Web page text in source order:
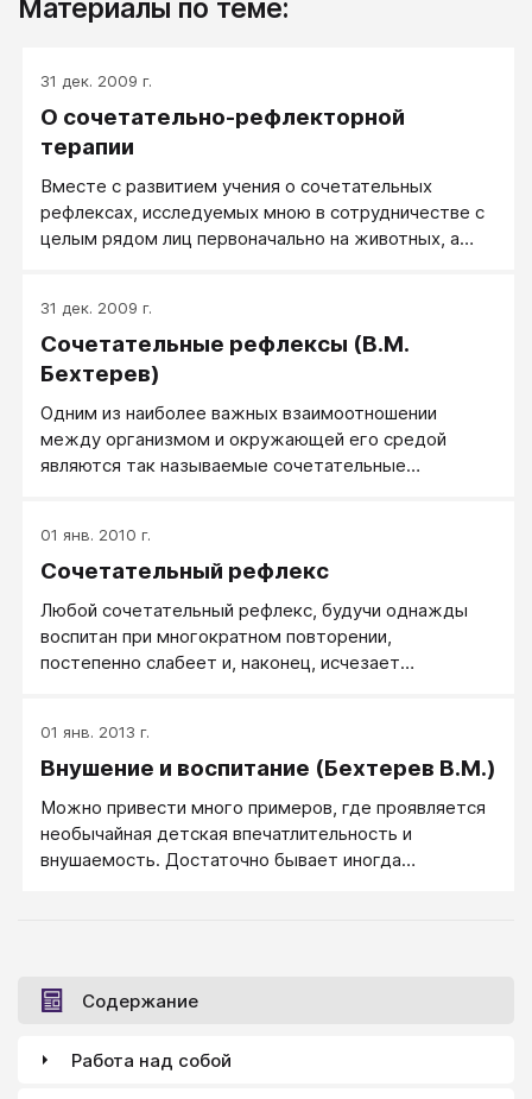
Материалы по теме:
31 дек. 2009 г.
О сочетательно-рефлекторной
терапии
Вместе с развитием учения о сочетательных
рефлексах, исследуемых мною в сотрудничестве с
целым рядом лиц первоначально на животных, а
сочетательных рефлексов в смысле
восстановления нарушенных функций нервной
системы при неврозах.
31 дек. 2009 г.
Сочетательные рефлексы (В.М.
Бехтерев)
Одним из наиболее важных взаимоотношении
между организмом и окружающей его средой
являются так называемые сочетательные
01 янв. 2010 г.
Сочетательный рефлекс
Любой сочетательный рефлекс, будучи од­нажды
воспитан при многократном повторении,
постепенно слабеет и, наконец, исчезает
При более частом повторении сочетаний со­
четательный рефлекс становится все более и более
значительное число раз без поддержки основного
стимула.
01 янв. 2013 г.
Внушение и воспитание (Бехтерев В.М.)
Можно привести много примеров, где проявляется
необычайная детская впечатлительность и
внушаемость. Достаточно бывает иногда
ночному испугу или кошмару.
Содержание
Работа над собой